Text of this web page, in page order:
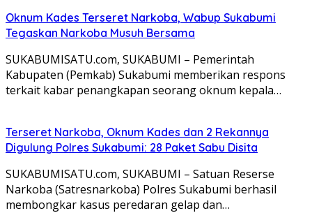
Oknum Kades Terseret Narkoba, Wabup Sukabumi
Tegaskan Narkoba Musuh Bersama
SUKABUMISATU.com, SUKABUMI – Pemerintah
Kabupaten (Pemkab) Sukabumi memberikan respons
terkait kabar penangkapan seorang oknum kepala…
Terseret Narkoba, Oknum Kades dan 2 Rekannya
Digulung Polres Sukabumi: 28 Paket Sabu Disita
SUKABUMISATU.com, SUKABUMI – Satuan Reserse
Narkoba (Satresnarkoba) Polres Sukabumi berhasil
membongkar kasus peredaran gelap dan…